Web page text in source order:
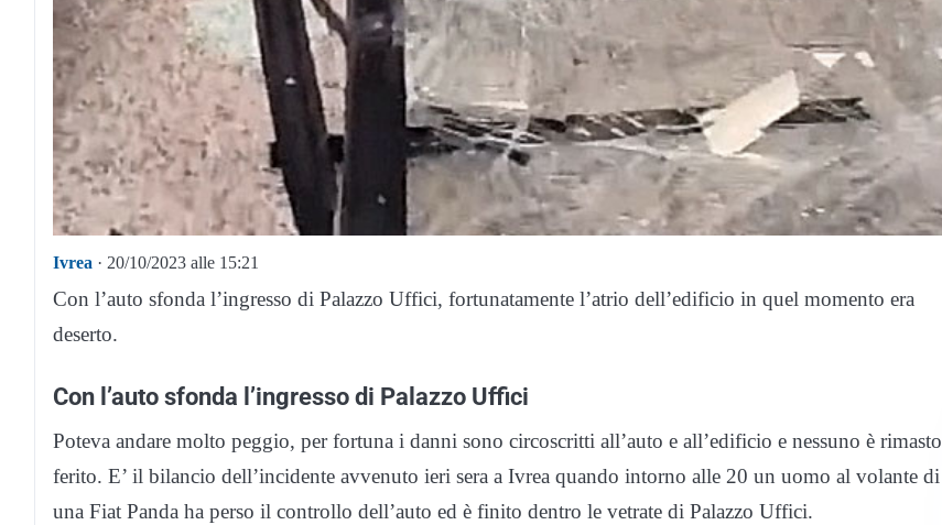
Ivrea · 20/10/2023 alle 15:21
Con l’auto sfonda l’ingresso di Palazzo Uffici, fortunatamente l’atrio dell’edificio in quel momento era
deserto.
Con l’auto sfonda l’ingresso di Palazzo Uffici
Poteva andare molto peggio, per fortuna i danni sono circoscritti all’auto e all’edificio e nessuno è rimasto
ferito. E’ il bilancio dell’incidente avvenuto ieri sera a Ivrea quando intorno alle 20 un uomo al volante di
una Fiat Panda ha perso il controllo dell’auto ed è finito dentro le vetrate di Palazzo Uffici.